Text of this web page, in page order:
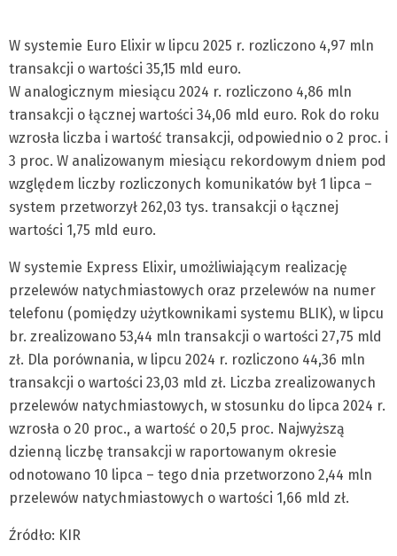
W systemie Euro Elixir w lipcu 2025 r. rozliczono 4,97 mln
transakcji o wartości 35,15 mld euro.
W analogicznym miesiącu 2024 r. rozliczono 4,86 mln
transakcji o łącznej wartości 34,06 mld euro. Rok do roku
wzrosła liczba i wartość transakcji, odpowiednio o 2 proc. i
3 proc. W analizowanym miesiącu rekordowym dniem pod
względem liczby rozliczonych komunikatów był 1 lipca –
system przetworzył 262,03 tys. transakcji o łącznej
wartości 1,75 mld euro.
W systemie Express Elixir, umożliwiającym realizację
przelewów natychmiastowych oraz przelewów na numer
telefonu (pomiędzy użytkownikami systemu BLIK), w lipcu
br. zrealizowano 53,44 mln transakcji o wartości 27,75 mld
zł. Dla porównania, w lipcu 2024 r. rozliczono 44,36 mln
transakcji o wartości 23,03 mld zł. Liczba zrealizowanych
przelewów natychmiastowych, w stosunku do lipca 2024 r.
wzrosła o 20 proc., a wartość o 20,5 proc. Najwyższą
dzienną liczbę transakcji w raportowanym okresie
odnotowano 10 lipca – tego dnia przetworzono 2,44 mln
przelewów natychmiastowych o wartości 1,66 mld zł.
Źródło: KIR